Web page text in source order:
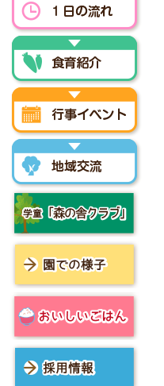
一日の流れ
食育
行事イベント
学童「森の舎クラブ」
園での様子
おいしいごはん